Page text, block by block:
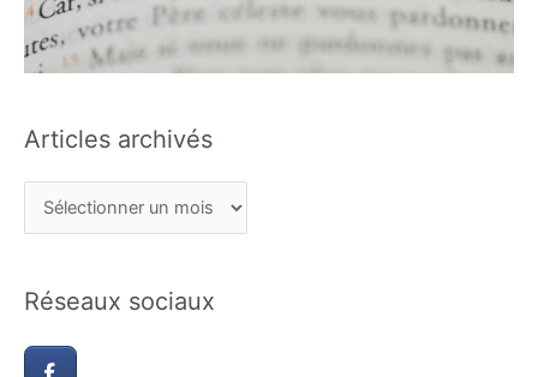
Articles archivés
Réseaux sociaux